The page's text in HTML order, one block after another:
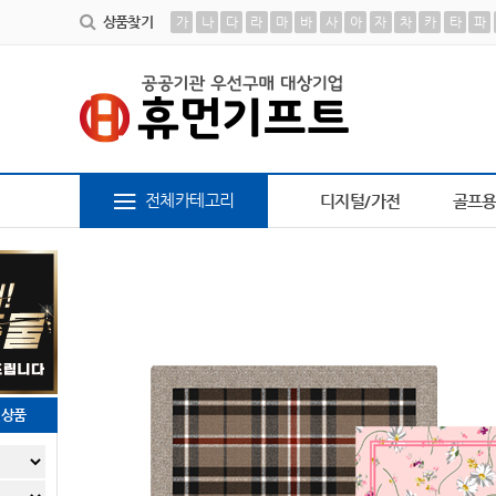
상품찾기 가 나 다 라 마 바 사 아 자 차 카 타 파
브론즈하우스10 책갈피 1 AP-100013 2
전체카테고리 디지털/가전 골프
품